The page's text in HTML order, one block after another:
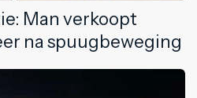
Man verkoopt
na spuugbeweging